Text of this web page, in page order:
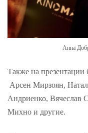
Анна
Также на
Арсен Мирзоян,
Андриенко, Вячеслав
Михно и другие.